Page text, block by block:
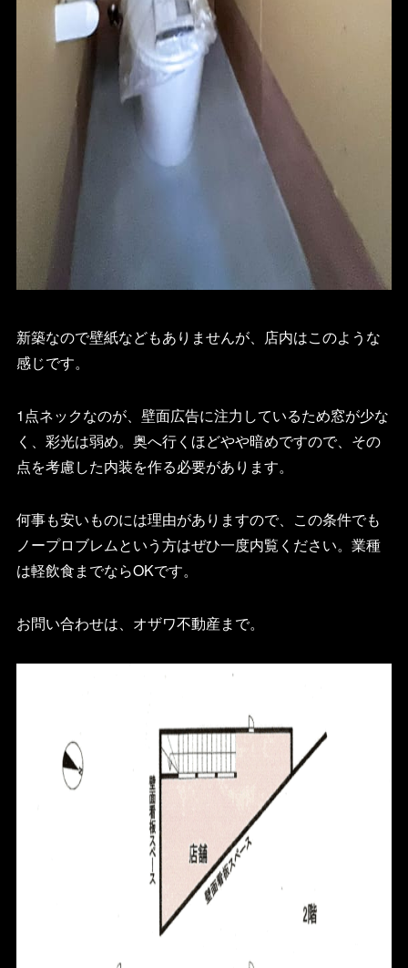
CONTACT
新築なので壁紙などもありませんが、店内はこのような
感じです。
1点ネックなのが、壁面広告に注力しているため窓が少な
く、彩光は弱め。奥へ行くほどやや暗めですので、その
点を考慮した内装を作る必要があります。
何事も安いものには理由がありますので、この条件でも
ノープロブレムという方はぜひ一度内覧ください。業種
は軽飲食までならOKです。
お問い合わせは、オザワ不動産まで。